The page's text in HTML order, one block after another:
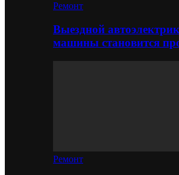
Ремонт
Выездной
машины становится
Ремонт